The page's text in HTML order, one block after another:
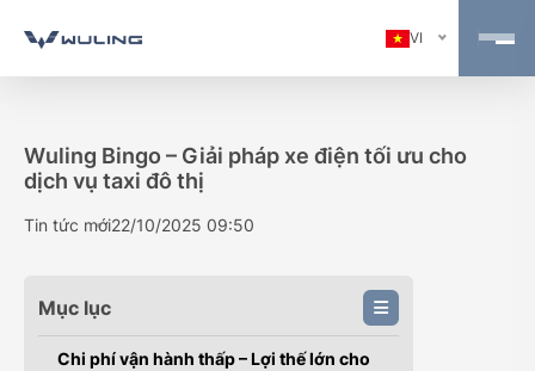
VI
Wuling Bingo – Giải pháp xe điện tối ưu cho
dịch vụ taxi đô thị
Tin tức mới22/10/2025 09:50
Mục lục
Chi phí vận hành thấp – Lợi thế lớn cho